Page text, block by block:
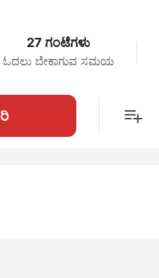
27 ಗಂಟೆಗಳು
ಓದಲು ಬೇಕಾಗುವ ಸಮಯ